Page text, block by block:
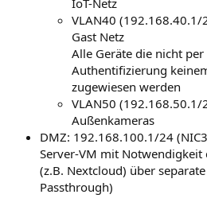
VLAN40 (192.168.40.1/
Gast Netz
Alle Geräte die nicht
Authentifizierung
zugewiesen werden
VLAN50 (192.168.50.1/
Außenkameras
DMZ: 192.168.100.1/24
Server-VM mit
(z.B. Nextcloud) über
Passthrough)